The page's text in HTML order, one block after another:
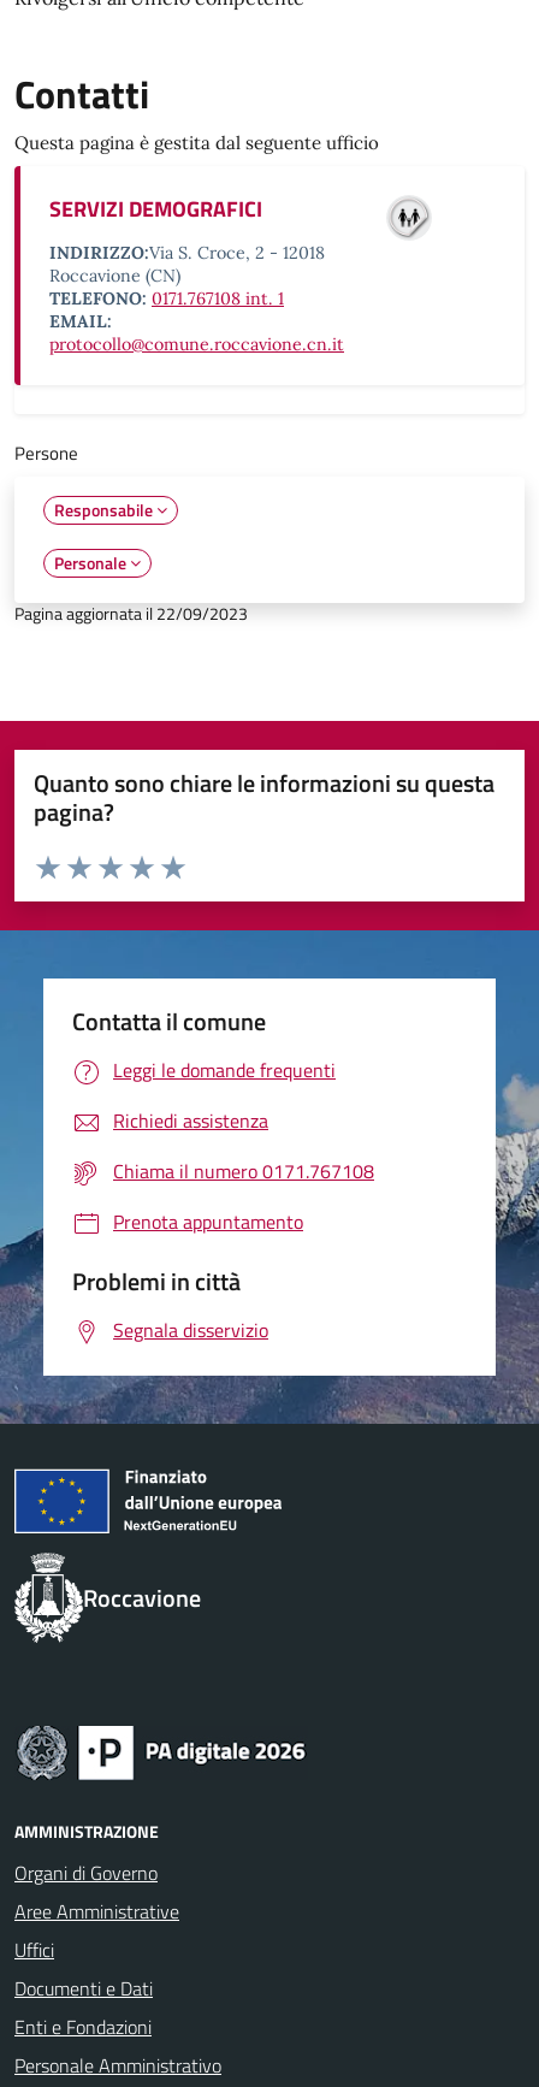
Contatti
Questa pagina è gestita dal seguente ufficio
SERVIZI DEMOGRAFICI
INDIRIZZO:Via S. Croce, 2 - 12018
Roccavione (CN)
TELEFONO: 0171.767108 int. 1
EMAIL:
protocollo@comune.roccavione.cn.it
Persone
Responsabile
Personale
Pagina aggiornata il 22/09/2023
Quanto sono chiare le informazioni su questa
pagina?
Valuta da 1 a 5 stelle la pagina
Valuta 5 stelle su 5
Valuta 4 stelle su 5
Valuta 3 stelle su 5
Valuta 2 stelle su 5
Valuta 1 stelle su 5
Contatta il comune
Leggi le domande frequenti
Richiedi assistenza
Chiama il numero 0171.767108
Prenota appuntamento
Problemi in città
Segnala disservizio
Roccavione
AMMINISTRAZIONE
Organi di Governo
Aree Amministrative
Uffici
Documenti e Dati
Enti e Fondazioni
Personale Amministrativo